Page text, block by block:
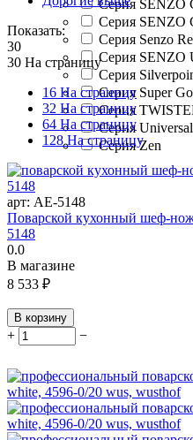
Серия SENZO
Серия SENZO
Серия Senzo
Серия SENZO
Серия
Серия Super
Серия
Серия Universal
Серия Zen
Показать:
30
30 На страницу
16 На страницу
32 На страницу
64 На страницу
128 На страницу
арт: AE-5148
Поварской кухонный шеф-
5148
0.0
В магазине
8 533 ₽
В корзину
+ −